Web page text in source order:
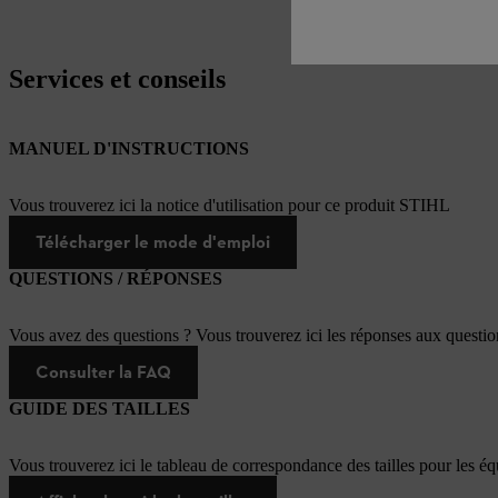
Services et conseils
MANUEL D'INSTRUCTIONS
Vous trouverez ici la notice d'utilisation pour ce produit STIHL
Télécharger le mode d'emploi
QUESTIONS / RÉPONSES
Vous avez des questions ? Vous trouverez ici les réponses aux
Consulter la FAQ
GUIDE DES TAILLES
Vous trouverez ici le tableau de correspondance des tailles pour les